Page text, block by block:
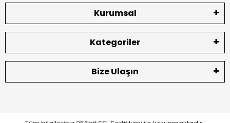
Kurumsal
Kategoriler
Bize Ulaşın